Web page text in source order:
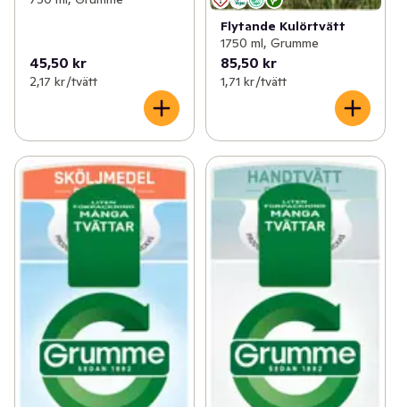
45,50 kr
2,17 kr /tvätt
Flytande Kulörtvätt
1750 ml, Grumme
85,50 kr
1,71 kr /tvätt